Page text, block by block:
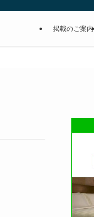
掲載のご案内